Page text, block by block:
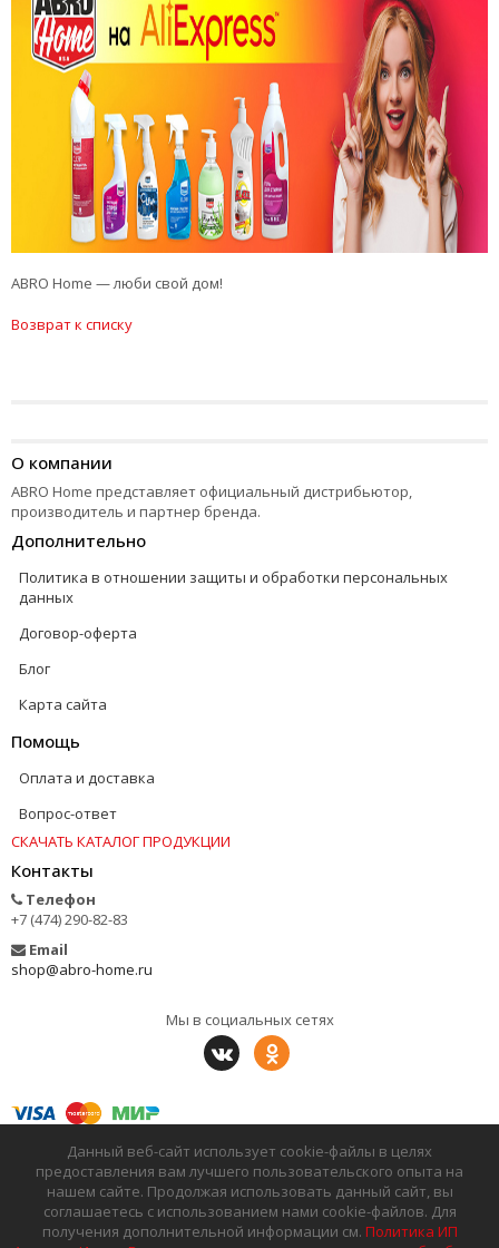
ABRO Home — люби свой дом!
Возврат к списку
О компании
ABRO Home представляет официальный дистрибьютор,
производитель и партнер бренда.
Дополнительно
Политика в отношении защиты и обработки персональных
данных
Договор-оферта
Блог
Карта сайта
Помощь
Оплата и доставка
Вопрос-ответ
СКАЧАТЬ КАТАЛОГ ПРОДУКЦИИ
Контакты
Телефон
+7 (474) 290-82-83
Email
shop@abro-home.ru
Мы в социальных сетях
Данный веб-сайт использует cookie-файлы в целях
предоставления вам лучшего пользовательского опыта на
нашем сайте. Продолжая использовать данный сайт, вы
соглашаетесь с использованием нами cookie-файлов. Для
получения дополнительной информации см. Политика ИП